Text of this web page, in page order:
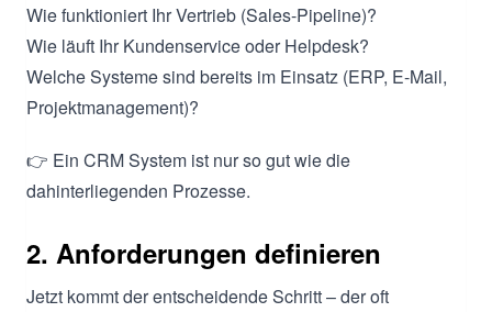
Wie funktioniert Ihr Vertrieb (Sales-Pipeline)?
Wie läuft Ihr Kundenservice oder Helpdesk?
Welche Systeme sind bereits im Einsatz (ERP, E-Mail,
Projektmanagement)?
👉 Ein CRM System ist nur so gut wie die
dahinterliegenden Prozesse.
2. Anforderungen definieren
Jetzt kommt der entscheidende Schritt – der oft